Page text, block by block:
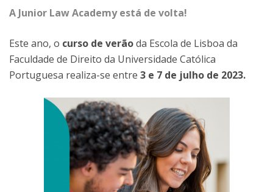
A Junior Law Academyestá de volta!
Este ano, o curso de verãoda Escola de Lisboa da
Faculdade de Direito da Universidade Católica
Portuguesa realiza-se entre 3 e 7 de julho de 2023.